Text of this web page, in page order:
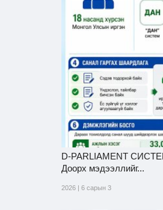
D-PARLIAMENT
Доорх мэдээллийг...
2026 | 6 сарын 3